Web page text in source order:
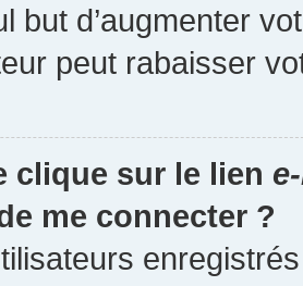
but d’augmenter
peut rabaisser
clique sur le lien
me connecter ?